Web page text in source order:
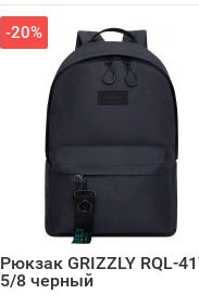
-20%
Рюкзак GRIZZLY RQL-
5/8 черный